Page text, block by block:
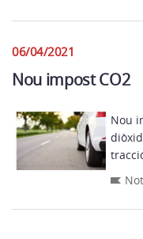
06/04/2021
Nou impost CO2
Nou